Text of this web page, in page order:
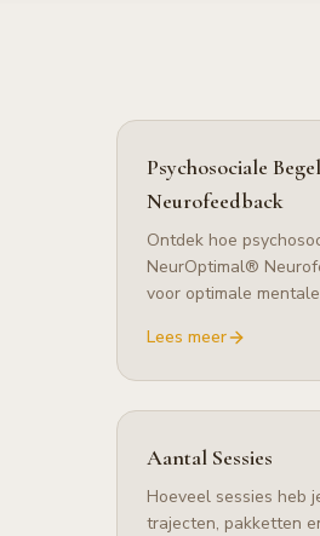
Psychosociale
Neurofeedback
Ontdek hoe
NeurOptimal®
voor optimale
Lees meer
Aantal Sessies
Hoeveel sessies heb
trajecten, pakketten